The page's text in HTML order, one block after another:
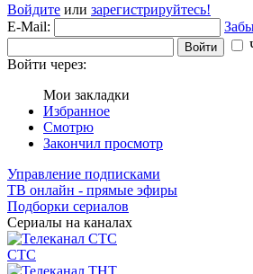
Войдите или зарегистрируйтесь!
E-Mail:
Войти
Войти через:
Мои закладки
Избранное
Смотрю
Закончил просмотр
Управление подписками
ТВ онлайн - прямые эфиры
Подборки сериалов
Сериалы на каналах
СТС